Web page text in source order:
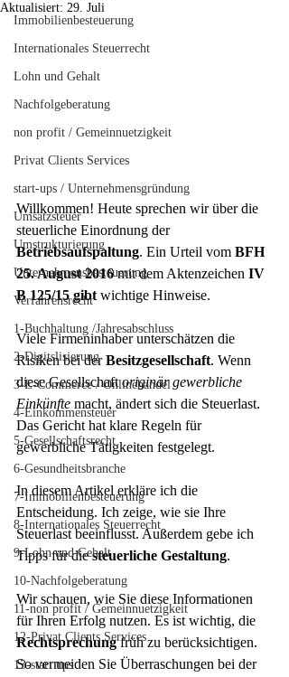
Immobilienbesteuerung
Internationales Steuerrecht
Lohn und Gehalt
Nachfolgeberatung
non profit / Gemeinnuetzigkeit
Privat Clients Services
start-ups / Unternehmensgründung
Umsatzsteuer
Umstrukturierung
Unternehmensbesteuerung
Verfahrensrecht
1-Buchhaltung /Jahresabschluss
2-Digitslisierung
3-E-Commerce / Onlinehandel
4-Einkommensteuer
5-Gesellschaftsrecht
6-Gesundheitsbranche
7-Immobilienbesteuerung
8-Internationales Steuerrecht
9-Lohn und Gehalt
10-Nachfolgeberatung
11-non profit / Gemeinnuetzigkeit
12-Privat Clients Services
13-start ups
Aktualisiert: 29. Juli
Willkommen! Heute sprechen wir über die
steuerliche Einordnung der
Betriebsaufspaltung. Ein Urteil vom BFH
25. August 2016 mit dem Aktenzeichen IV
B 125/15 gibt wichtige Hinweise.
Viele Firmeninhaber unterschätzen die
Risiken bei der Besitzgesellschaft. Wenn
diese Gesellschaft originär gewerbliche
Einkünfte macht, ändert sich die Steuerlast.
Das Gericht hat klare Regeln für
gewerbliche Tätigkeiten festgelegt.
In diesem Artikel erkläre ich die
Entscheidung. Ich zeige, wie sie Ihre
Steuerlast beeinflusst. Außerdem gebe ich
Tipps für die steuerliche Gestaltung.
Wir schauen, wie Sie diese Informationen
für Ihren Erfolg nutzen. Es ist wichtig, die
Rechtsprechung früh zu berücksichtigen.
So vermeiden Sie Überraschungen bei der